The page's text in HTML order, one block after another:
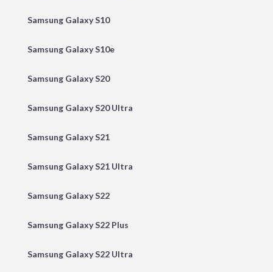
Samsung Galaxy S10
Samsung Galaxy S10e
Samsung Galaxy S20
Samsung Galaxy S20 Ultra
Samsung Galaxy S21
Samsung Galaxy S21 Ultra
Samsung Galaxy S22
Samsung Galaxy S22 Plus
Samsung Galaxy S22 Ultra